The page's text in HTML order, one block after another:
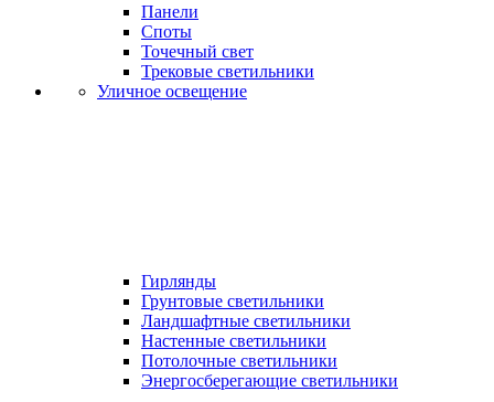
Панели
Споты
Точечный свет
Трековые светильники
Уличное освещение
Гирлянды
Грунтовые светильники
Ландшафтные светильники
Настенные светильники
Потолочные светильники
Энергосберегающие светильники